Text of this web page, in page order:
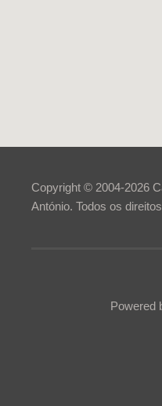
Copyright © 2004-2026
António. Todos os
Powered